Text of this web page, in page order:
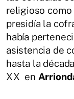
religioso
presidía la
había
asistencia de
hasta la
XX en